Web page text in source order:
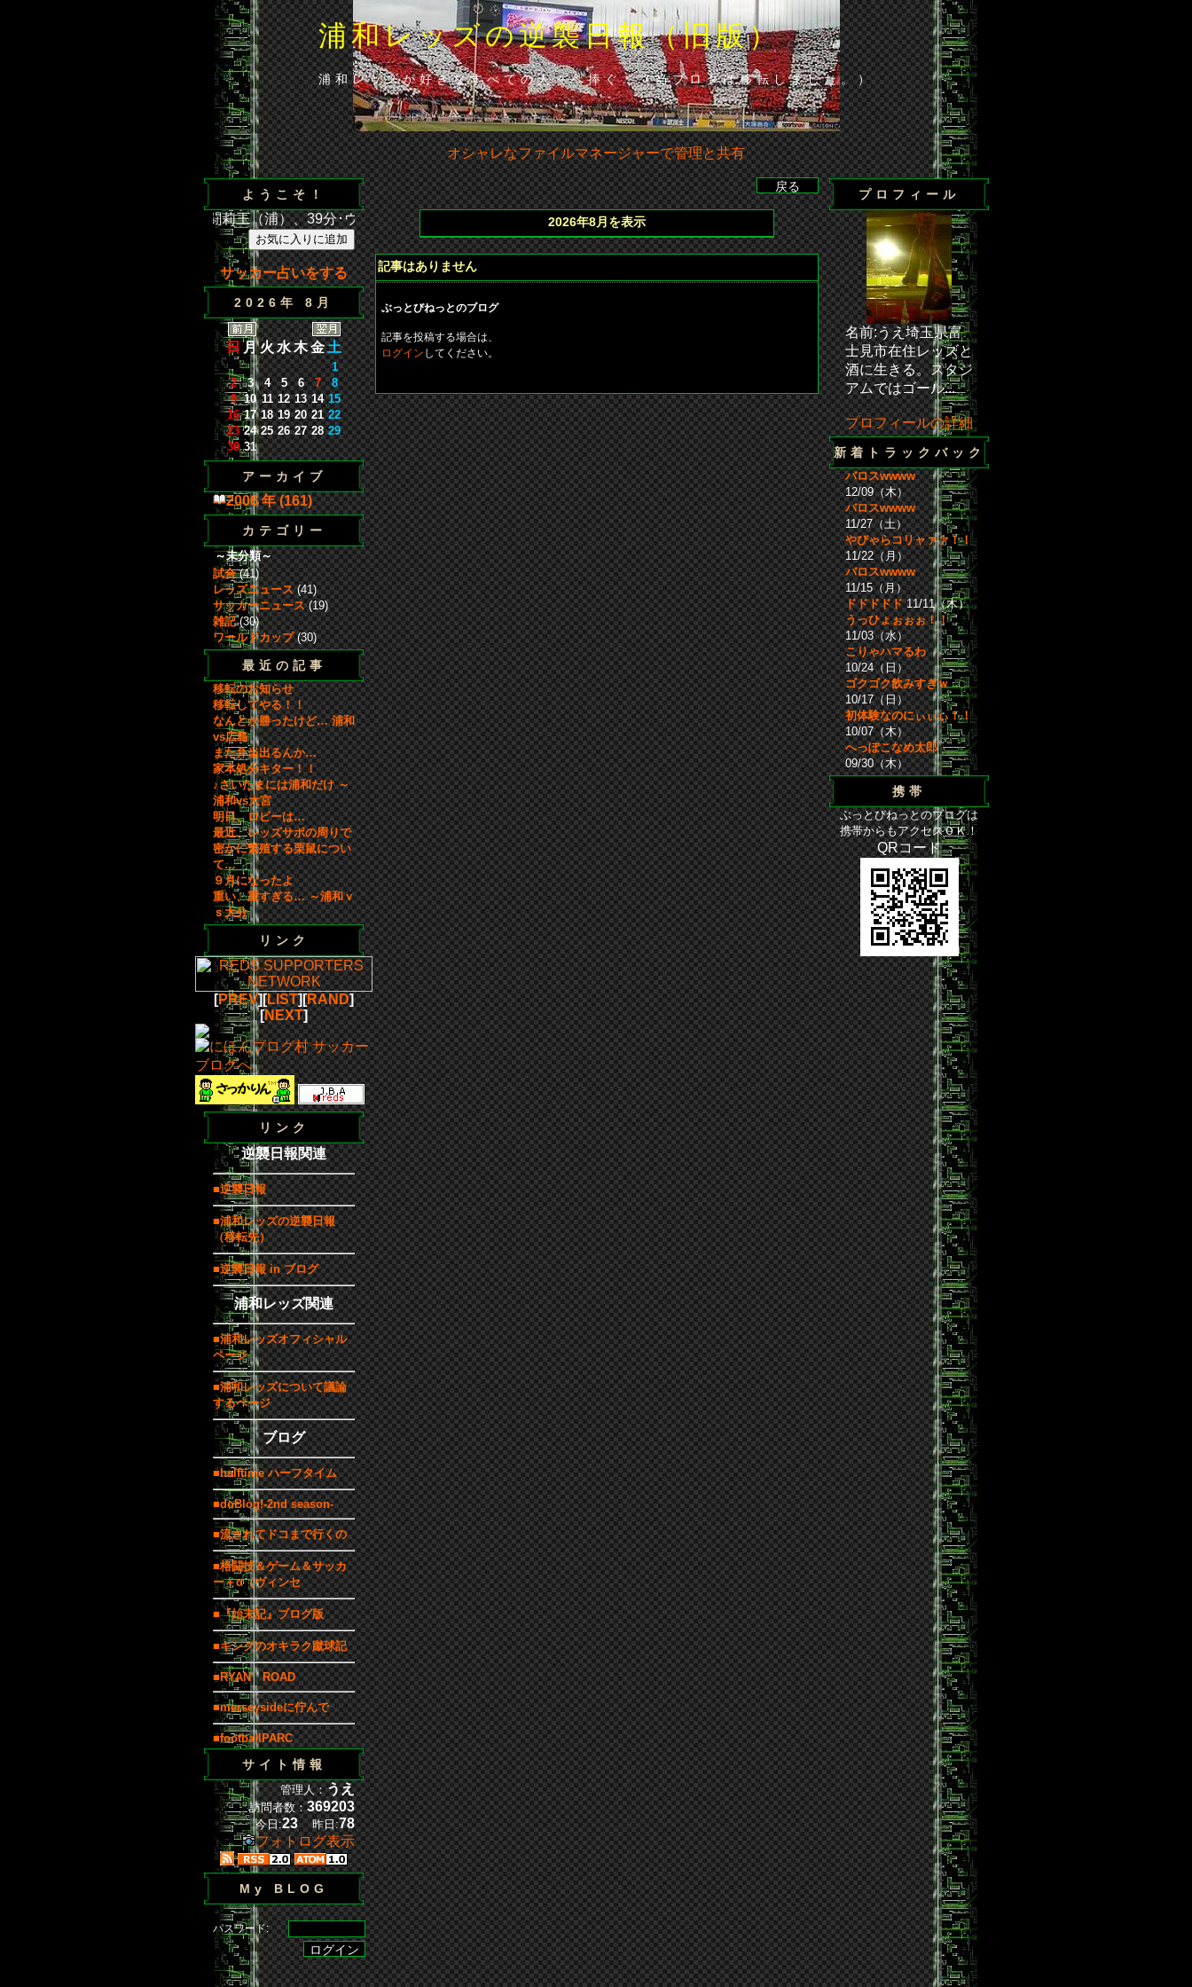
浦和レッズの逆襲日報（旧版）
浦和レッズが好きなすべての人々へ捧ぐ…（当ブロクは移転しました。）
オシャレなファイルマネージャーで管理と共有
ようこそ！
和2－1広島 得点／35分･闘莉王（浦）、39分･ウェズレイ（広）、86分･山田（浦）◆山田の貴重な勝ち越し点で下位広島に辛くも勝利◆・・・ 次節の試合／J1第24節 浦和－清水（
サッカー占いをする
2026年 8月
日 月火 水木金土
1
2
3 4 5 6 7
8
9 10 11 12 13 14 15
16 17 18 19 20 21 22
23 24 25 26 27 28 29
30 31
アーカイブ
2006 年 (161)
カテゴリー
～未分類～
試合(41)
レッズニュース(41)
サッカーニュース(19)
雑記(30)
ワールドカップ(30)
最近の記事
移転のお知らせ
移転してやる！！
なんとか勝ったけど… 浦和
vs広島
また弁当出るんか…
家本処分キター！！
♪さいたまには浦和だけ ～
浦和vs大宮
明日、ロビーは…
最近、レッズサポの周りで
密かに繁殖する栗鼠につい
て…
９月になったよ
重い、重すぎる… ～浦和ｖ
ｓ大分
リンク
[PREV][LIST][RAND]
[NEXT]
リンク
逆襲日報関連
■逆襲日報
■浦和レッズの逆襲日報
（移転先）
■逆襲日報 in ブログ
浦和レッズ関連
■浦和レッズオフィシャル
ページ
■浦和レッズについて議論
するページ
ブログ
■halftime ハーフタイム
■doBlog!-2nd season-
■流されてドコまで行くの
■格闘技＆ゲーム＆サッカ
ー＋α（ヴィンセ
■『始末記』ブログ版
■キングのオキラク蹴球記
■RYAN ROAD
■merseysideに佇んで
■footballPARC
サイト情報
管理人：うえ
訪問者数：369203
今日:23 昨日:78
フォトログ表示
My BLOG
パスワード:
2026年8月を表示
記事はありません
ぶっとびねっとのブログ
記事を投稿する場合は、
ログイン してください。
プロフィール
名前:うえ埼玉県富
士見市在住レッズと
酒に生きる。スタジ
アムではゴール...
プロフィールの詳細
新着トラックバック
バロスwwww
12/09（木）
バロスwwww
11/27（土）
やびゃらコリャァァ！！
11/22（月）
バロスwwww
11/15（月）
ドドドドド11/11（木）
うっひょぉぉぉ！！
11/03（水）
こりゃハマるわ
10/24（日）
ゴクゴク飲みすぎｗ
10/17（日）
初体験なのにぃぃぃ！！
10/07（木）
へっぽこなめ太郎
09/30（木）
携帯
ぶっとびねっとのブログは
携帯からもアクセスＯＫ！
QRコード